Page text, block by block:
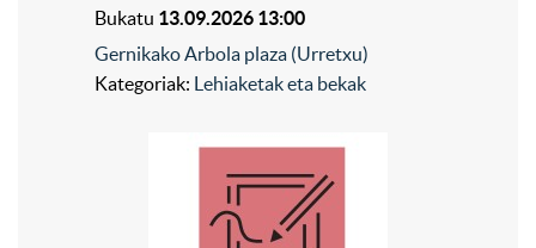
Bukatu 13.09.2026 13:00
Gernikako Arbola plaza (Urretxu)
Kategoriak: Lehiaketak eta bekak